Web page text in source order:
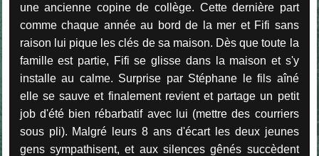
une ancienne copine de collège. Cette dernière part
comme chaque année au bord de la mer et Fifi sans
raison lui pique les clés de sa maison. Dès que toute la
famille est partie, Fifi se glisse dans la maison et s'y
installe au calme. Surprise par Stéphane le fils aîné
elle se sauve et finalement revient et partage un petit
job d'été bien rébarbatif avec lui (mettre des courriers
sous pli). Malgré leurs 8 ans d'écart les deux jeunes
gens sympathisent, et aux silences gênés succèdent